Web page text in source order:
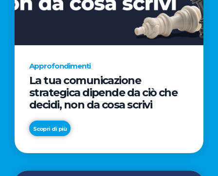
AL
CINEMA
NELLA
CAMPAGNA
REGISTA
PREMIO
OSCAR®
Approfondimenti
La tua comunicazione
strategica dipende da ciò che
decidi, non da cosa scrivi
Scopri di più